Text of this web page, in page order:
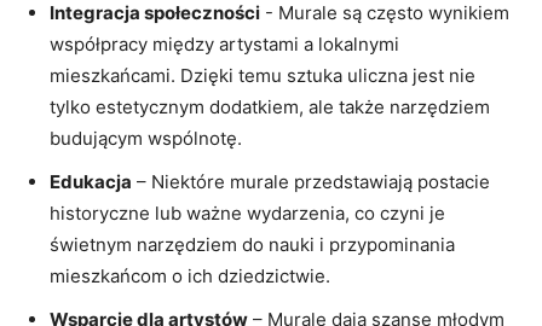
Integracja społeczności -​ Murale są często wynikiem
współpracy‍ między ⁤artystami a lokalnymi
mieszkańcami.⁣ Dzięki temu ⁣sztuka uliczna jest nie
tylko estetycznym dodatkiem, ​ale także narzędziem
budującym‍ wspólnotę.
Edukacja – Niektóre murale przedstawiają postacie
historyczne‍ lub⁢ ważne wydarzenia,⁣ co⁢ czyni⁣ je
świetnym⁢ narzędziem do ⁤nauki i przypominania
mieszkańcom o‍ ich dziedzictwie.
Wsparcie dla ⁣artystów – Murale⁣ dają szansę młodym⁤